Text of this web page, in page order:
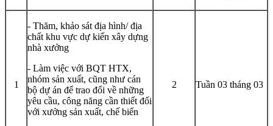
1
- Thăm, khảo sát địa hình/ địa
chất khu vực dự kiến xây dựng
nhà xưởng
- Làm việc với BQT HTX,
nhóm sản xuất, cũng như cán
bộ dự án để trao đổi về những
yêu cầu, công năng cần thiết đối
với xưởng sản xuất, chế biến
2 Tuần 03 tháng 03